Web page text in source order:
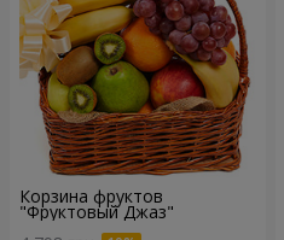
Корзина фруктов
"Фруктовый Джаз"